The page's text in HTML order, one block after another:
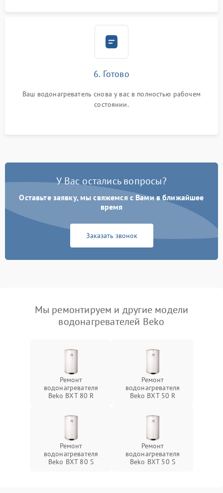
6. Готово
Ваш водонагреватель снова у вас в полностью рабочем
состоянии.
У Вас остались вопросы?
Оставьте заявку, мы свяжемся с Вами в ближайшее
время
Заказать звонок
Мы ремонтируем и другие модели
водонагревателей Beko
Ремонт
водонагревателя
Beko BXT 80 R
Ремонт
водонагревателя
Beko BXT 50 R
Ремонт
водонагревателя
Beko BXT 80 S
Ремонт
водонагревателя
Beko BXT 50 S